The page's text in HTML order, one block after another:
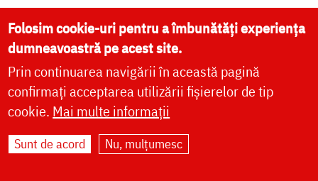
Stih: Sfinte Părinte Proclu, roagă-te lui
Dumnezeu pentru noi.
Sfinţitele obiceiuri şi dogmele Ierarhului
Ioan Gură de Aur şi râvna cea sfinţită a
credinţei lui cuprinzându-le, fericite, ai
Folosim cookie-uri pentru a îmbunătăți experiența
dumneavoastră pe acest site.
Prin continuarea navigării în această pagină
confirmați acceptarea utilizării fișierelor de tip
cookie. Mai multe informații
Sunt de acord Nu, mulțumesc